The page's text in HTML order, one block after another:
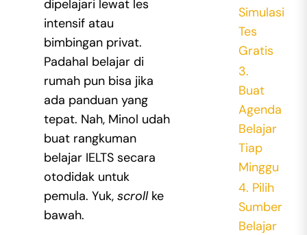
dipelajari lewat les
intensif atau
bimbingan privat.
Padahal belajar di
rumah pun bisa jika
ada panduan yang
tepat. Nah, Minol udah
buat rangkuman
belajar IELTS secara
otodidak untuk
pemula. Yuk, scroll ke
bawah.
Simulasi
Tes
Gratis
3.
Buat
Agenda
Belajar
Tiap
Minggu
4. Pilih
Sumber
Belajar